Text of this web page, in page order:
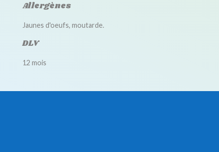
Allergènes
Jaunes d'oeufs, moutarde.
DLV
12 mois